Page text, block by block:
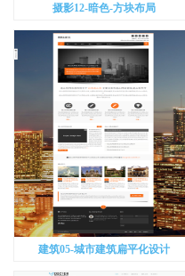
摄影12-暗色-方块布局
建筑05-城市建筑扁平化设计